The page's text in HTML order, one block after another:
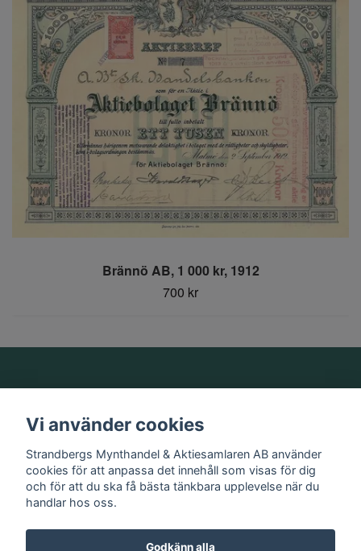
Brännö AB, 1 000 kr, 1912
700 kr
Information
Sociala medier
Vi använder cookies
Strandbergs Mynthandel & Aktiesamlaren AB använder
cookies för att anpassa det innehåll som visas för dig
och för att du ska få bästa tänkbara upplevelse när du
handlar hos oss.
Godkänn alla